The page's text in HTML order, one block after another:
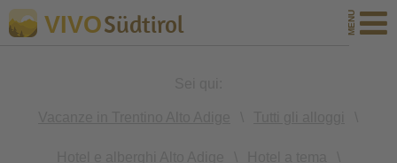
VIVOSüdtirol